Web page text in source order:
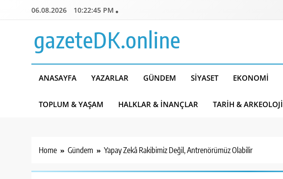
06.08.2026 10:22:46 PM
gazeteDK.online
ANASAYFA YAZARLAR GÜNDEM SIYASET EKONOMI
TOPLUM & YAŞAM HALKLAR & İNANÇLAR TARIH & ARKEOLOJI
Home Gündem Yapay Zekâ Rakibimiz Değil, Antrenörümüz Olabilir